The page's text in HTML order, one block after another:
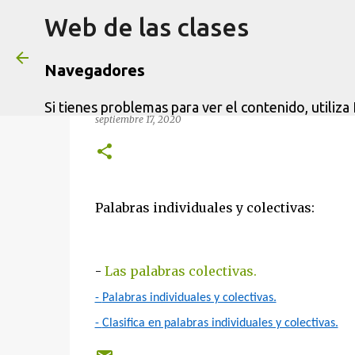
Web de las clases
Navegadores
Si tienes problemas para ver el contenido, utiliza
UNIDAD 1 DE LENGUA DE 5º
septiembre 17, 2020
Palabras individuales y colectivas:
- Las palabras colectivas.
- Palabras individuales y colectivas.
- Clasifica en palabras individuales y colectivas.